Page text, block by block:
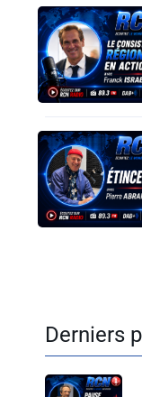
Derniers